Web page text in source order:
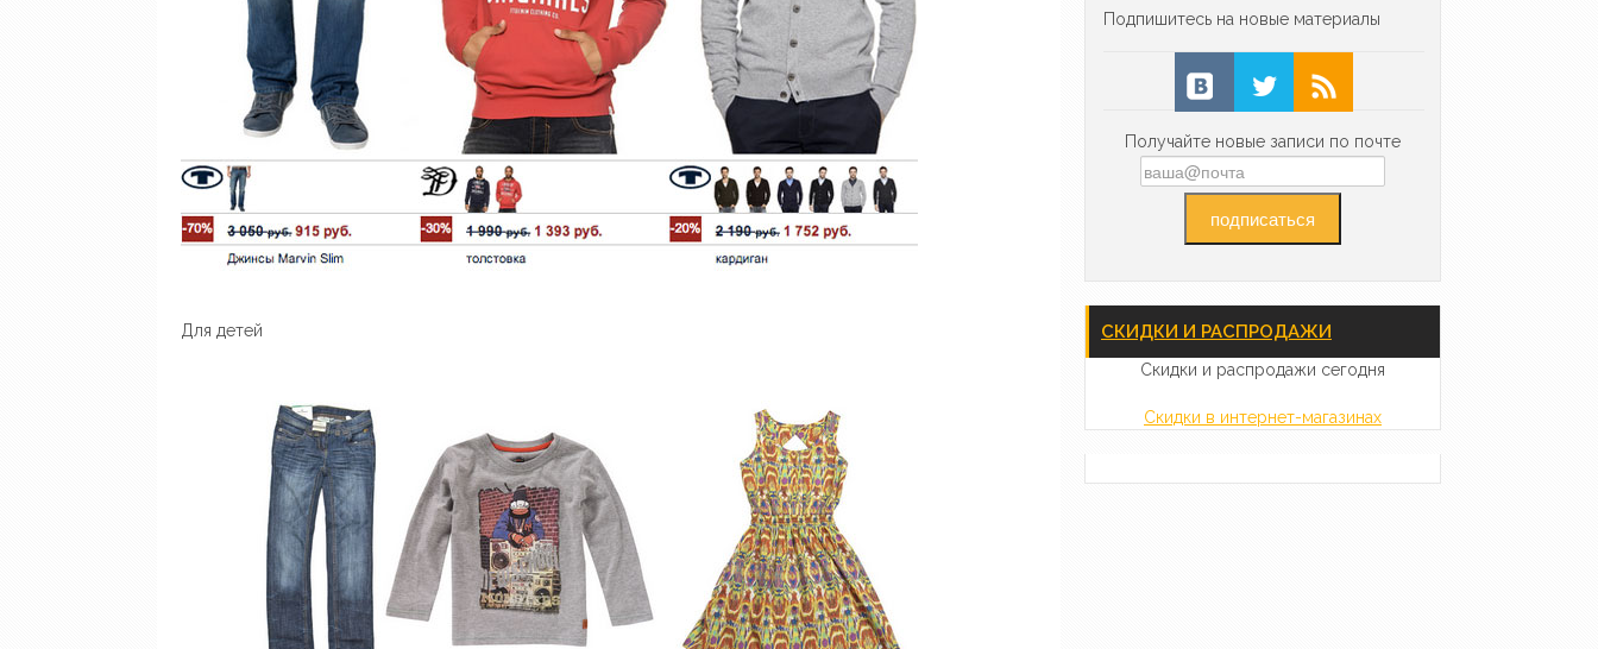
Для детей
Подпишитесь на новые материалы
Получайте новые записи по почте
СКИДКИ И РАСПРОДАЖИ
Скидки и распродажи сегодня
Скидки в интернет-магазинах